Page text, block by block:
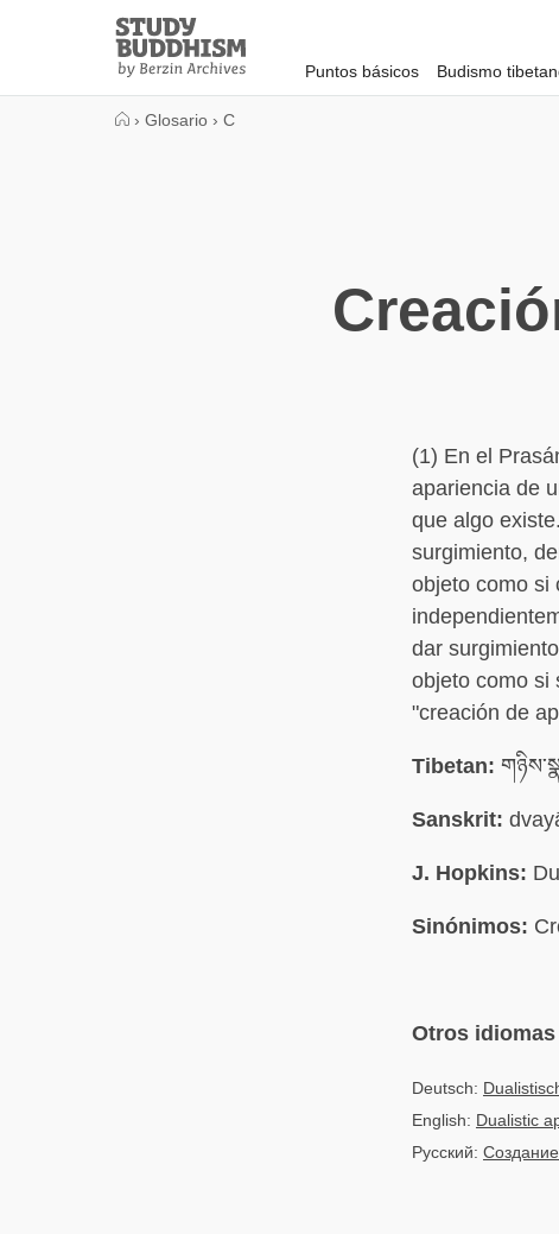
Study
Buddhism
Home
Puntos básicos Budismo
› Glosario › C
(1) En el
apariencia de
que algo
surgimiento,
objeto como si
dar
objeto como si
"creación de
Tibetan:
Sanskrit:
J. Hopkins:
Sinónimos:
Otros idiomas
Deutsch:
English: Dualistic
Русский: